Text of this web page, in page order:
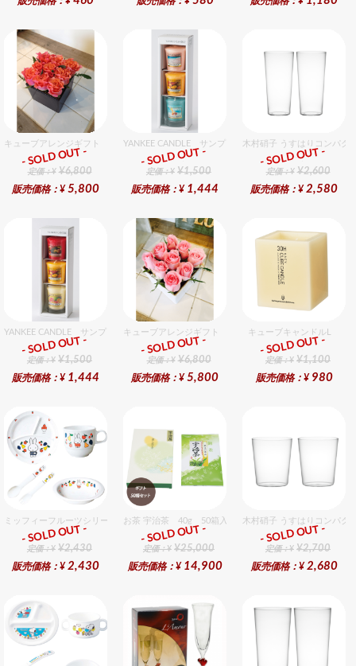
キューブアレンジギフト オレンジ
ギフト
定価：¥ ¥6,800
販売価格：¥ 5,800
- SOLD OUT -
YANKEE CANDLE サンプラー3個・ホルダーセット トロ
ギフト
定価：¥ ¥1,500
販売価格：¥ 1,444
- SOLD OUT -
木村硝子 うすはりコンパ
ギフト
定価：¥ ¥2,600
販売価格：¥ 2,580
- SOLD OUT -
YANKEE CANDLE サンプラー3個・ホルダーセット フルーツ
ギフト
定価：¥ ¥1,500
販売価格：¥ 1,444
- SOLD OUT -
キューブアレンジギフト ピンク
ギフト
定価：¥ ¥6,800
販売価格：¥ 5,800
- SOLD OUT -
キューブキャンドルL
ギフト
定価：¥ ¥1,100
販売価格：¥ 980
- SOLD OUT -
ミッフィーフルーツシリーズ割れないメラミン食器セット セット販売商品です。
ギフト
定価：¥ ¥2,430
販売価格：¥ 2,430
- SOLD OUT -
お茶 宇治茶 40g 50箱入セット 50個入りセット
ギフト
定価：¥ ¥25,000
販売価格：¥ 14,900
- SOLD OUT -
木村硝子 うすはりコンパ
ギフト
定価：¥ ¥2,700
販売価格：¥ 2,680
- SOLD OUT -